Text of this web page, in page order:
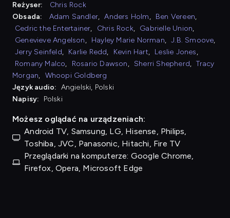
Reżyser:
Chris Rock
Obsada:
Adam Sandler, Anders Holm, Ben Vereen,
Cedric the Entertainer, Chris Rock, Gabrielle Union,
Genevieve Angelson, Hayley Marie Norman, J.B. Smoove,
Jerry Seinfeld, Karlie Redd, Kevin Hart, Leslie Jones,
Romany Malco, Rosario Dawson, Sherri Shepherd, Tracy
Morgan, Whoopi Goldberg
Język audio: Angielski, Polski
Napisy:
Polski
Możesz oglądać na urządzeniach:
Android TV, Samsung, LG, Hisense, Philips,
Toshiba, JVC, Panasonic, Hitachi, Fire TV
Przeglądarki na komputerze: Google Chrome,
Firefox, Opera, Microsoft Edge